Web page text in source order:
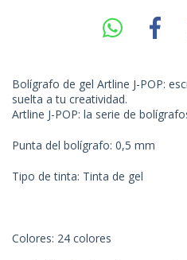
Bolígrafo de gel Artline J-POP:
suelta a tu creatividad.
Artline J-POP: la serie de
Punta del bolígrafo: 0,5 mm
Tipo de tinta: Tinta de gel
Colores: 24 colores